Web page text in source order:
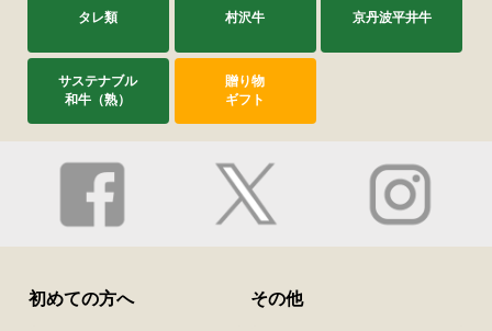
タレ類 村沢牛 京丹波平井牛
サステナブル
和牛（熟）
贈り物
ギフト
初めての方へ その他